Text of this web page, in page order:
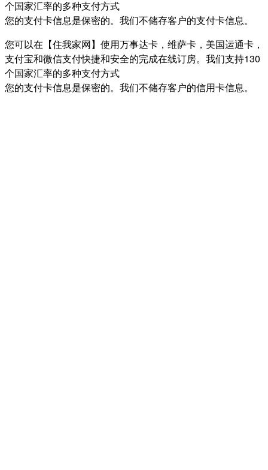
个国家汇率的多种支付方式
您的支付卡信息是保密的。我们不储存客户的支付卡信息。
您可以在【住我家网】使用万事达卡，维萨卡，美国运通卡，
支付宝和微信支付快捷和安全的完成在线订房。我们支持130
个国家汇率的多种支付方式
您的支付卡信息是保密的。我们不储存客户的信用卡信息。